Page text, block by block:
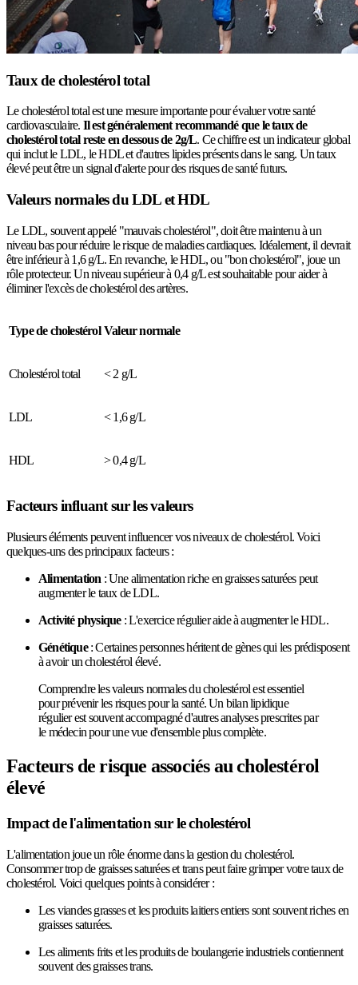
Taux de cholestérol total
Le cholestérol total est une mesure importante pour évaluer votre santé
cardiovasculaire. Il est généralement recommandé que le taux de
cholestérol total reste en dessous de 2g/L. Ce chiffre est un indicateur global
qui inclut le LDL, le HDL et d'autres lipides présents dans le sang. Un taux
élevé peut être un signal d'alerte pour des risques de santé futurs.
Valeurs normales du LDL et HDL
Le LDL, souvent appelé "mauvais cholestérol", doit être maintenu à un
niveau bas pour réduire le risque de maladies cardiaques. Idéalement, il devrait
être inférieur à 1,6 g/L. En revanche, le HDL, ou "bon cholestérol", joue un
rôle protecteur. Un niveau supérieur à 0,4 g/L est souhaitable pour aider à
éliminer l'excès de cholestérol des artères.
Type de cholestérol Valeur normale
Cholestérol total < 2 g/L
LDL < 1,6 g/L
HDL > 0,4 g/L
Facteurs influant sur les valeurs
Plusieurs éléments peuvent influencer vos niveaux de cholestérol. Voici
quelques-uns des principaux facteurs :
Alimentation : Une alimentation riche en graisses saturées peut
augmenter le taux de LDL.
Activité physique: L'exercice régulier aide à augmenter le HDL.
Génétique: Certaines personnes héritent de gènes qui les prédisposent
à avoir un cholestérol élevé.
Comprendre les valeurs normales du cholestérol est essentiel
pour prévenir les risques pour la santé. Un bilan lipidique
régulier est souvent accompagné d'autres analyses prescrites par
le médecin pour une vue d'ensemble plus complète.
Facteurs de risque associés au cholestérol
élevé
Impact de l'alimentation sur le cholestérol
L'alimentation joue un rôle énorme dans la gestion du cholestérol.
Consommer trop de graisses saturées et trans peut faire grimper votre taux de
cholestérol. Voici quelques points à considérer :
Les viandes grasses et les produits laitiers entiers sont souvent riches en
graisses saturées.
Les aliments frits et les produits de boulangerie industriels contiennent
souvent des graisses trans.